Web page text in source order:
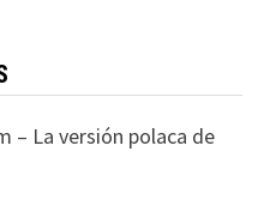
– La versión polaca de